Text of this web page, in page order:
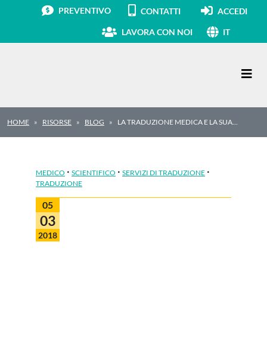
PREVENTIVO CONTATTI ACCEDI
LAVORA CON NOI IT
HOME RISORSE BLOG LA TRADUZIONE MEDICA E LA SUA…
MEDICO · SCIENTIFICO · SERVIZI DI TRADUZIONE ·
TRADUZIONE
05
03
2018